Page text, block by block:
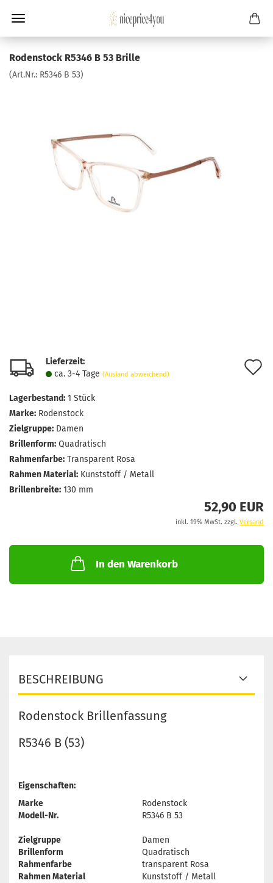
Rodenstock R5346 B 53 Brille
(Art.Nr.: R5346 B 53)
Lieferzeit:
ca. 3-4 Tage (Ausland abweichend)
Lagerbestand: 1 Stück
Marke: Rodenstock
Zielgruppe: Damen
Brillenform: Quadratisch
Rahmenfarbe: Transparent Rosa
Rahmen Material: Kunststoff / Metall
Brillenbreite: 130 mm
52,90 EUR
inkl. 19% MwSt. zzgl. Versand
In den Warenkorb
BESCHREIBUNG
Rodenstock Brillenfassung
R5346 B (53)
Eigenschaften:
Marke
Rodenstock
Modell-Nr.
R5346 B 53
Zielgruppe
Damen
Brillenform
Quadratisch
Rahmenfarbe
transparent Rosa
Rahmen Material
Kunststoff / Metall